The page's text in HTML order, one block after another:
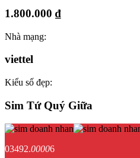
1.800.000 ₫
Nhà mạng:
viettel
Kiểu số đẹp:
Sim Tứ Quý Giữa
03492.00006